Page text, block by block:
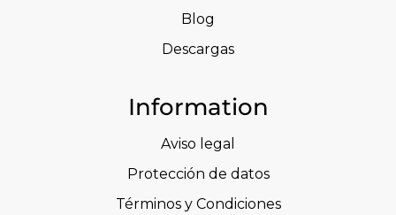
Blog
Descargas
Information
Aviso legal
Protección de datos
Términos y Condiciones